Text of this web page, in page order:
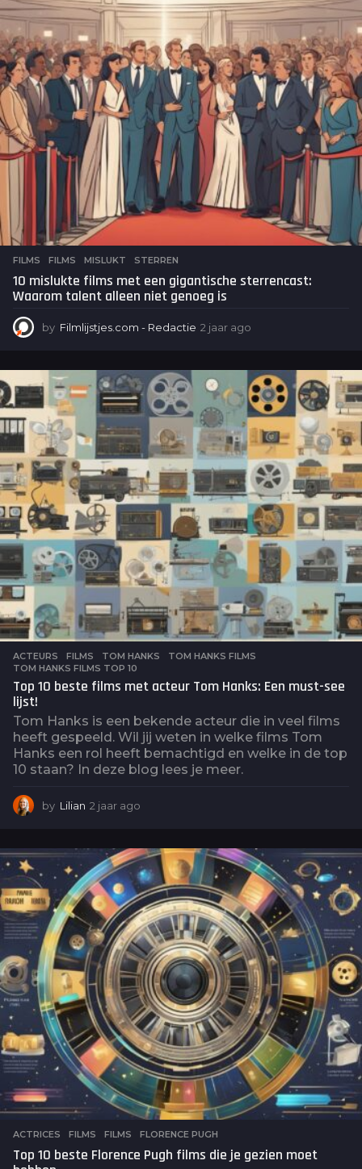
d
e
n
a
g
o
FILMS FILMS ,MISLUKT ,STERREN
10 mislukte films met een gigantische sterrencast:
Waarom talent alleen niet genoeg is
by Filmlijstjes.com - Redactie 2 jaar ago
a
r
a
g
ACTEURS ,FILMS TOM HANKS ,TOM HANKS FILMS
TOM HANKS FILMS TOP 10
Top 10 beste films met acteur Tom Hanks: Een must-see
lijst!
Tom Hanks is een bekende acteur die in veel films
heeft gespeeld. Wil jij weten in welke films Tom
Hanks een rol heeft bemachtigd en welke in de top
10 staan? In deze blog lees je meer.
by Lilian 2 jaar ago
a
r
a
g
o
ACTRICES ,FILMS FILMS ,FLORENCE PUGH
Top 10 beste Florence Pugh films die je gezien moet